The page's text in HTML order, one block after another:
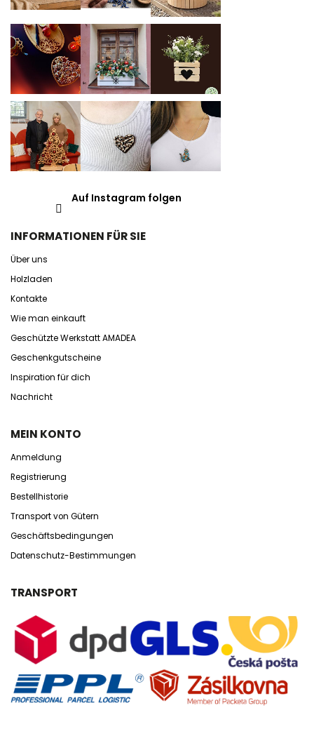
Auf Instagram folgen
INFORMATIONEN FÜR SIE
Über uns
Holzladen
Kontakte
Wie man einkauft
Geschützte Werkstatt AMADEA
Geschenkgutscheine
Inspiration für dich
Nachricht
MEIN KONTO
Anmeldung
Registrierung
Bestellhistorie
Transport von Gütern
Geschäftsbedingungen
Datenschutz-Bestimmungen
TRANSPORT